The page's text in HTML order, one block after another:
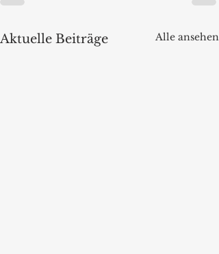
Aktuelle Beiträge Alle ansehen